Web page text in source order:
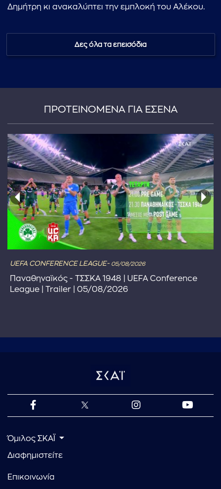
Δημήτρη κι ανακαλύπτει την εμπλοκή του Αλέκου.
Δες όλα τα επεισόδια
ΠΡΟΤΕΙΝΟΜΕΝΑ ΓΙΑ ΕΣΕΝΑ
UEFA CONFERENCE LEAGUE- 05/08/2026
Παναθηναϊκός - ΤΣΣΚΑ 1948 | UEFA Conference
League | Trailer | 05/08/2026
Όμιλος ΣΚΑΪ
Διαφημιστείτε
Επικοινωνία